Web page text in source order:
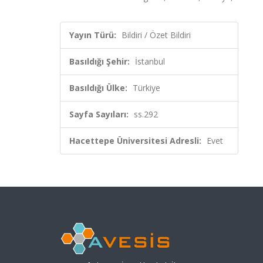
Yayın Türü: Bildiri / Özet Bildiri
Basıldığı Şehir: İstanbul
Basıldığı Ülke: Türkiye
Sayfa Sayıları: ss.292
Hacettepe Üniversitesi Adresli: Evet